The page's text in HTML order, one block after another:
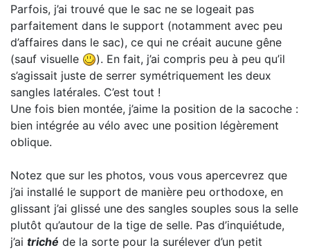
Parfois, j’ai trouvé que le sac ne se logeait pas
parfaitement dans le support (notamment avec peu
d’affaires dans le sac), ce qui ne créait aucune gêne
(sauf visuelle
). En fait, j’ai compris peu à peu qu’il
s’agissait juste de serrer symétriquement les deux
sangles latérales. C’est tout !
Une fois bien montée, j’aime la position de la sacoche :
bien intégrée au vélo avec une position légèrement
oblique.
Notez que sur les photos, vous vous apercevrez que
j’ai installé le support de manière peu orthodoxe, en
glissant j’ai glissé une des sangles souples sous la selle
plutôt qu’autour de la tige de selle. Pas d’inquiétude,
j’ai triché de la sorte pour la surélever d’un petit